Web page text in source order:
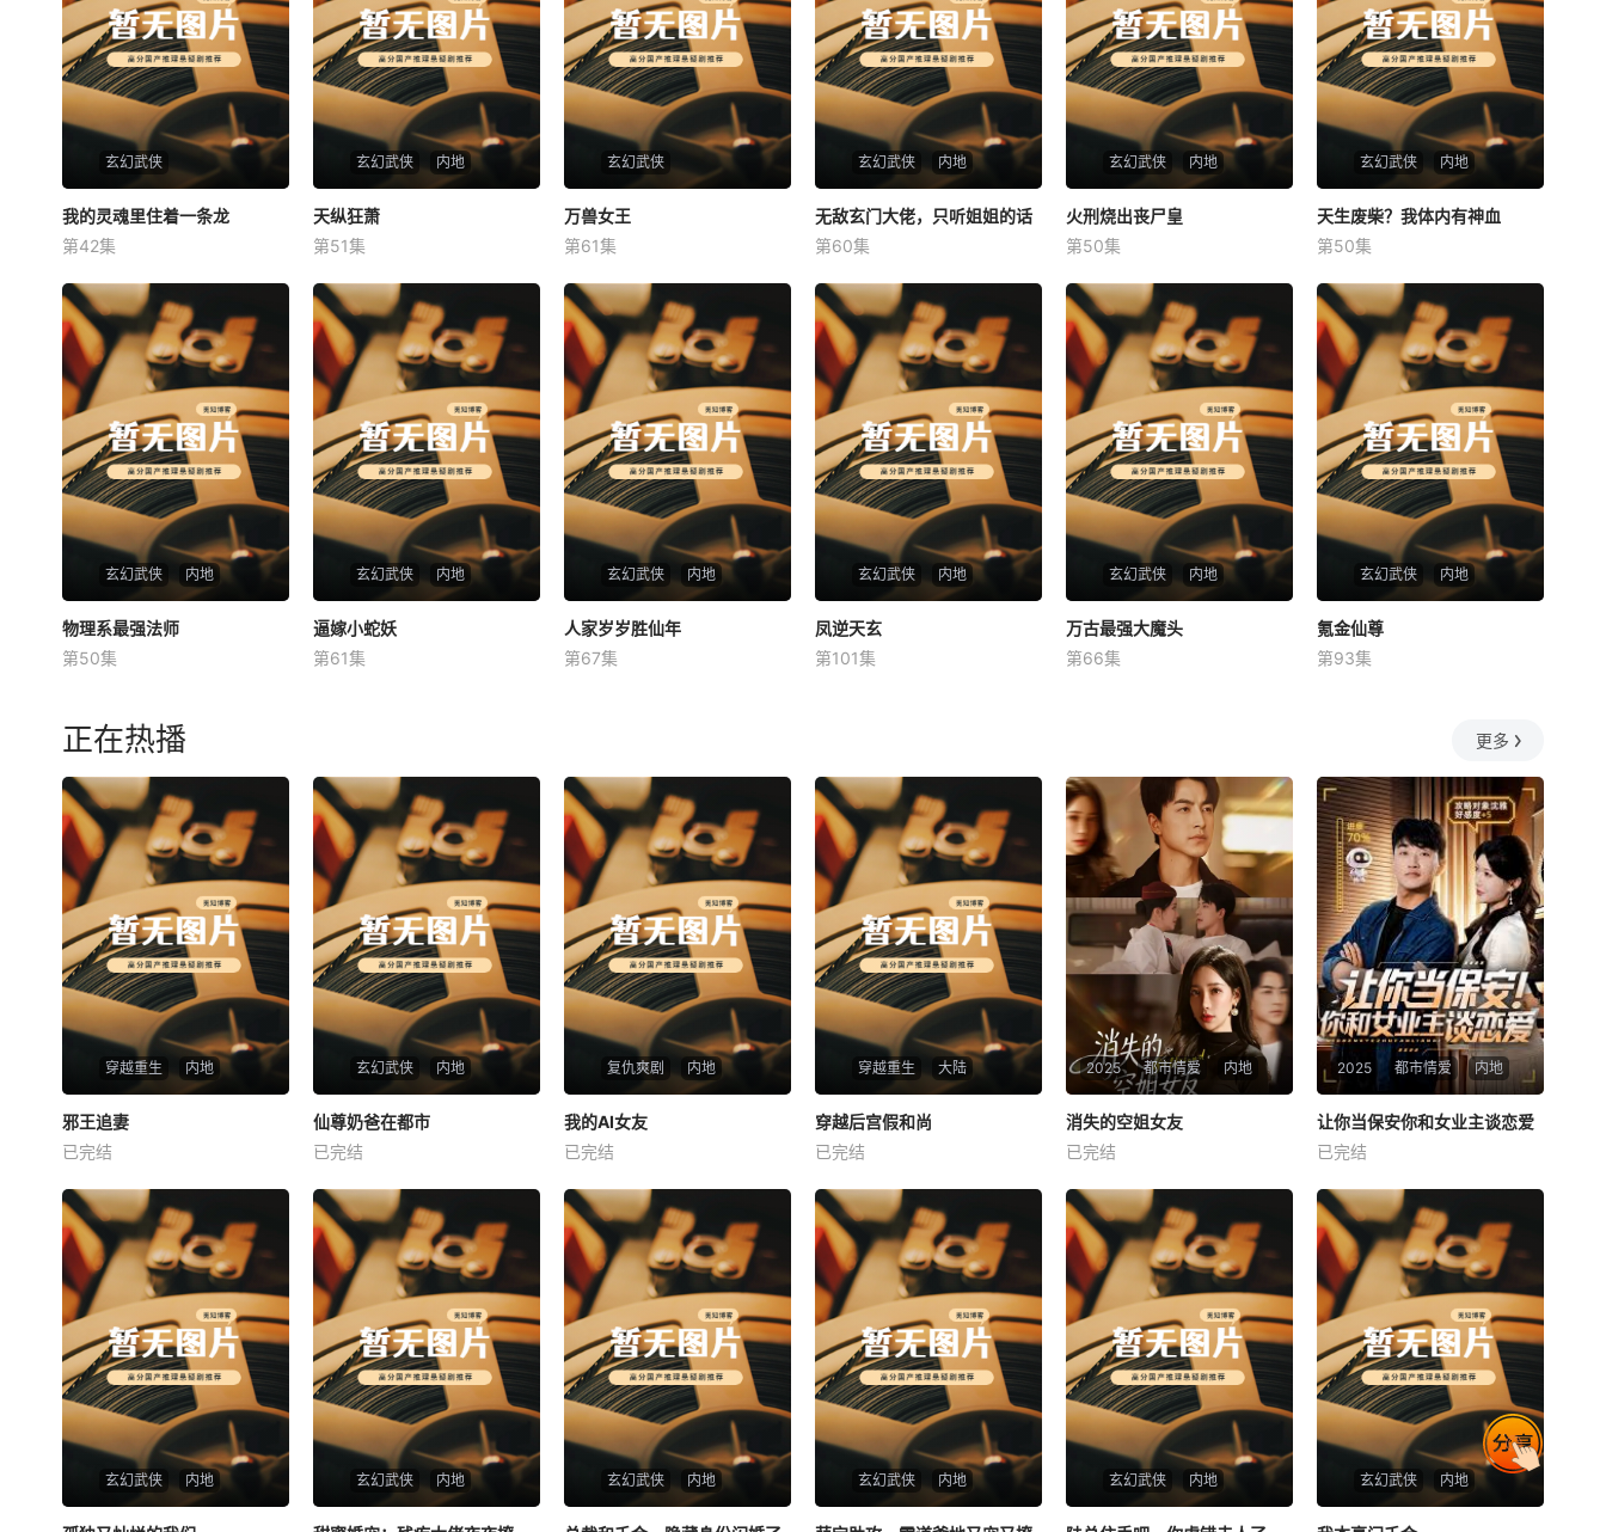
玄幻武侠
我的灵魂里住着一条龙
未知
我的灵魂里住着一条龙
第42集
玄幻武侠 内地
天纵狂萧
未知
天纵狂萧
第51集
玄幻武侠
万兽女王
未知
万兽女王
第61集
玄幻武侠 内地
无敌玄门大佬，只听姐姐的话
未知
无敌玄门大佬，只听姐姐的话
第60集
玄幻武侠 内地
火刑烧出丧尸皇
未知
火刑烧出丧尸皇
第50集
玄幻武侠 内地
未知
天生废柴？我体内有神血
第50集
玄幻武侠 内地
物理系最强法师
未知
物理系最强法师
第50集
玄幻武侠 内地
逼嫁小蛇妖
未知
逼嫁小蛇妖
第61集
玄幻武侠 内地
人家岁岁胜仙年
未知
人家岁岁胜仙年
第67集
玄幻武侠 内地
凤逆天玄
未知
凤逆天玄
第101集
玄幻武侠 内地
万古最强大魔头
未知
万古最强大魔头
第66集
玄幻武侠 内地
氪金仙尊
未知
氪金仙尊
第93集
正在热播 更多
穿越重生 内地
邪王追妻
未知
邪王追妻
已完结
玄幻武侠 内地
仙尊奶爸在都市
未知
仙尊奶爸在都市
已完结
复仇爽剧 内地
我的AI女友
未知
我的AI女友
已完结
穿越重生 大陆
穿越后宫假和尚
未知
穿越后宫假和尚
已完结
2025 都市情爱 内地
消失的空姐女友
未知
消失的空姐女友
已完结
2025 都市情爱 内地
未知
让你当保安你和女业主谈恋爱
已完结
玄幻武侠 内地 玄幻武侠 内地 玄幻武侠 内地 玄幻武侠 内地 玄幻武侠 内地 玄幻武侠 内地